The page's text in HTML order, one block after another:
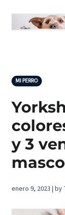
MI PERRO
y 3
enero 9, 2023 | by